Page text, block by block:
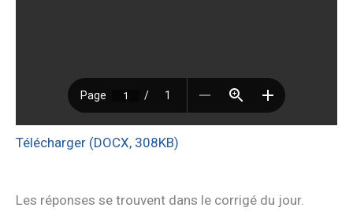
Télécharger (DOCX, 308KB)
Les réponses se trouvent dans le corrigé du jour.